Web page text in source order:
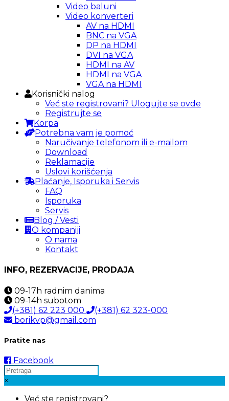
Video baluni
Video konverteri
AV na HDMI
BNC na VGA
DP na HDMI
DVI na VGA
HDMI na AV
HDMI na VGA
VGA na HDMI
Korisnički nalog
Već ste registrovani? Ulogujte se ovde
Registrujte se
Korpa
Potrebna vam je pomoć
Naručivanje telefonom ili e-mailom
Download
Reklamacije
Uslovi korišćenja
Plaćanje, Isporuka i Servis
FAQ
Isporuka
Servis
Blog / Vesti
O kompaniji
O nama
Kontakt
INFO, REZERVACIJE, PRODAJA
09-17h radnim danima
09-14h subotom
(+381) 62 223 000
(+381) 62 323-000
borikvp@gmail.com
Pratite nas
Facebook
×
Već ste registrovani?